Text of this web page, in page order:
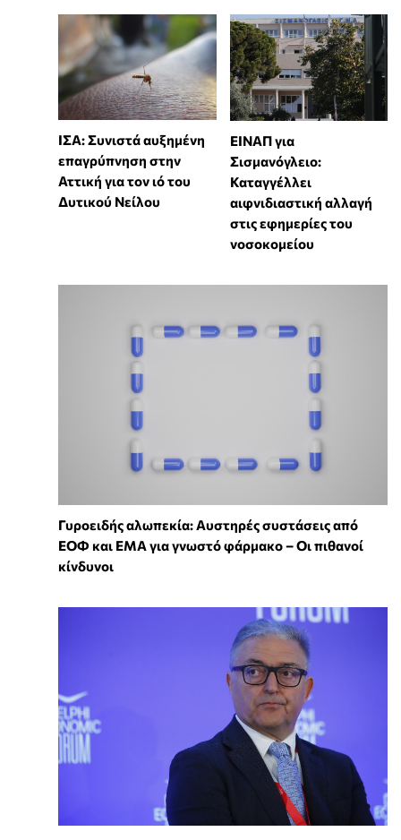
ΙΣΑ: Συνιστά αυξημένη
επαγρύπνηση στην
Αττική για τον ιό του
Δυτικού Νείλου
ΕΙΝΑΠ για
Σισμανόγλειο:
Καταγγέλλει
αιφνιδιαστική αλλαγή
στις εφημερίες του
νοσοκομείου
Γυροειδής αλωπεκία: Αυστηρές συστάσεις από
ΕΟΦ και EMA για γνωστό φάρμακο – Οι πιθανοί
κίνδυνοι